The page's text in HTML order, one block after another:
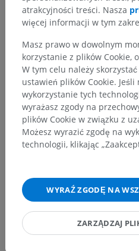
Hierarchia
Anatomia człowieka 2
Anatomia człowieka 1
Anatomia układu kostnego
Centralny system nerwowy
Powiązane struktury:
Nadwzgórze
Wzgórze
Podwzgórze
atrakcyjności treści. Nasza
więcej informacji w tym
Masz prawo w dowolnym
korzystanie z plików Cookie,
W tym celu należy
ustawień plików Cookie.
wykorzystanie tych
wyrażasz zgody na
plików Cookie w związku z
Możesz wyrazić zgodę na
technologii, klikając
WYRAŹ ZGODĘ NA
ZARZĄDZAJ